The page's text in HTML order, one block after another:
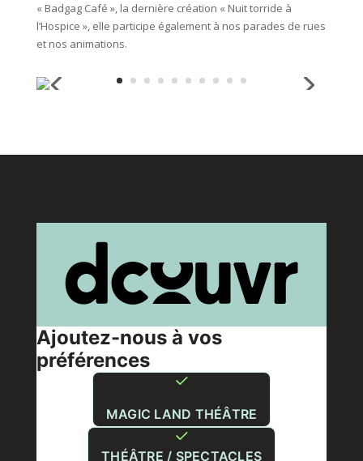
« Badgag Café », la dernière création « Nuit torride à
l’Hospice », elle participe également à nos parades de rues
et nos animations.